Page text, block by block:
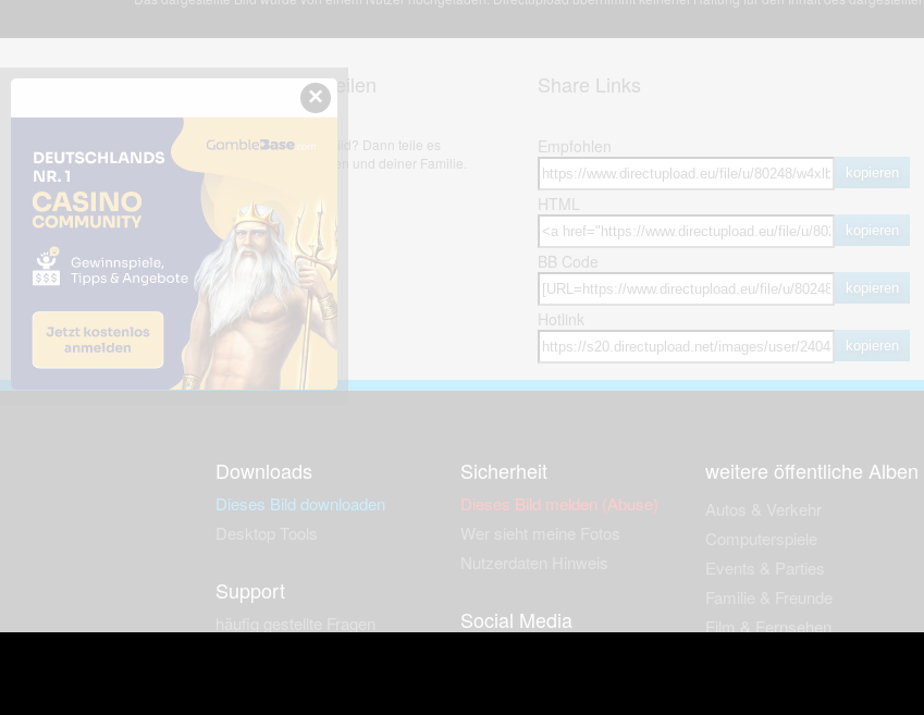
Dieses Bild teilen
Dir gefällt dieses Bild? Dann teile es
mit deinen Freunden und deiner Familie.
Share Links
Empfohlen
kopieren
HTML
kopieren
BB Code
kopieren
Hotlink
kopieren
Downloads
Dieses Bild downloaden
Support
Sicherheit
Dieses Bild melden (Abuse)
Social Media
weitere öffentliche Alben
Film & Fernsehen
×